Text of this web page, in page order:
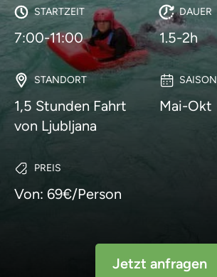
STARTZEIT
7:00-11:00
DAUER
1.5-2h
STANDORT
1,5 Stunden Fahrt
von Ljubljana
SAISON
Mai-Okt
PREIS
Von: 69€/Person
Jetzt anfragen